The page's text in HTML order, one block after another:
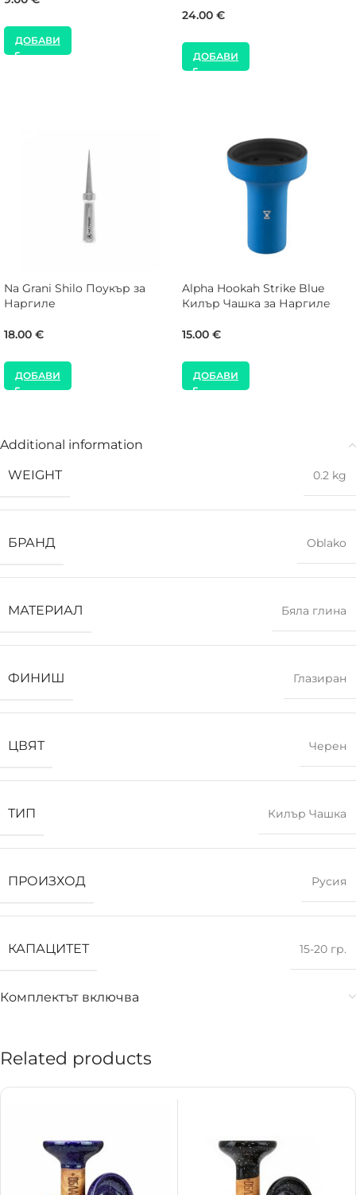
ДОБАВИ
24.00 €
ДОБАВИ
Na Grani Shilo Поукър за
Наргиле
18.00 €
ДОБАВИ
Alpha Hookah Strike Blue
Килър Чашка за Наргиле
15.00 €
ДОБАВИ
Additional information
WEIGHT
0.2 kg
БРАНД Oblako
МАТЕРИАЛ Бяла глина
ФИНИШ Глазиран
ЦВЯТ Черен
ТИП Килър Чашка
ПРОИЗХОД Русия
КАПАЦИТЕТ 15-20 гр.
Комплектът включва
Related products